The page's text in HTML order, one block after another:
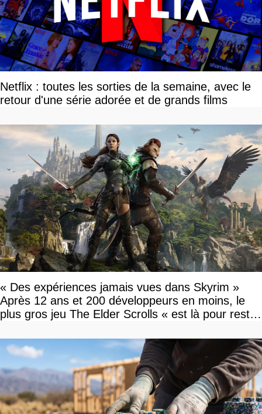
Netflix : toutes les sorties de la semaine, avec le
retour d'une série adorée et de grands films
« Des expériences jamais vues dans Skyrim »
Après 12 ans et 200 développeurs en moins, le
plus gros jeu The Elder Scrolls « est là pour rester